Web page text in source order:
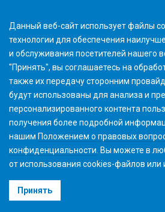
Условия использования
Данный веб-сайт использует файлы
технологии для обеспечения
и обслуживания посетителей нашего
"Принять", вы соглашаетесь на
также их передачу сторонним
будут использованы для анализа и
персонализированного контента
получения более подробной
нашим Положением о правовых
конфиденциальности . Вы можете в
от использования cookies-файлов или
Принять